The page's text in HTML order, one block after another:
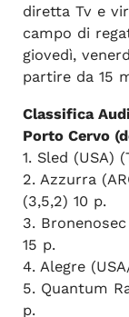
diretta Tv e
campo di
giovedì,
partire da 15
Classifica
Porto Cervo
1. Sled (USA)
2. Azzurra
(3,5,2) 10 p.
3.
15 p.
4. Alegre
5. Quantum
p.